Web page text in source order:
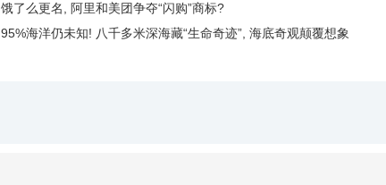
饿了么更名, 阿里和美团争夺“闪购”商标?
95%海洋仍未知! 八千多米深海藏“生命奇迹”, 海底奇观颠覆想象